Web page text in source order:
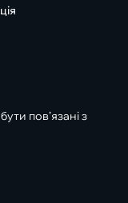
пов’язані з